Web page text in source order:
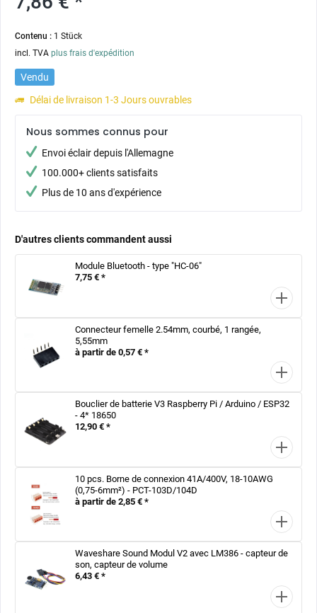
Contenu : 1 Stück
incl. TVA plus frais d'expédition
Vendu
Délai de livraison 1-3 Jours ouvrables
Nous sommes connus pour
Envoi éclair depuis l'Allemagne
100.000+ clients satisfaits
Plus de 10 ans d'expérience
D'autres clients commandent aussi
Module Bluetooth - type "HC-06"
7,75 € *
Connecteur femelle 2.54mm, courbé, 1 rangée,
5,55mm
à partir de 0,57 € *
Bouclier de batterie V3 Raspberry Pi / Arduino / ESP32
- 4* 18650
12,90 € *
10 pcs. Borne de connexion 41A/400V, 18-10AWG
(0,75-6mm²) - PCT-103D/104D
à partir de 2,85 € *
Waveshare Sound Modul V2 avec LM386 - capteur de
son, capteur de volume
6,43 € *